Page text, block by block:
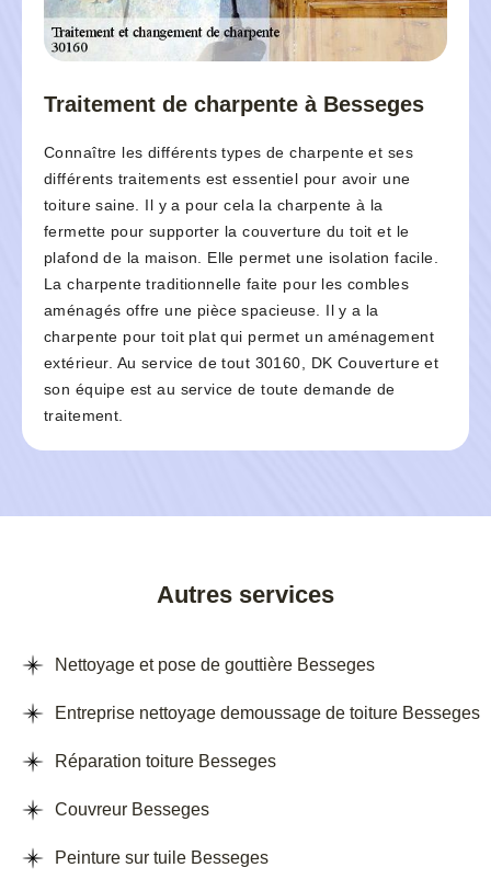
Traitement de charpente à Besseges
Connaître les différents types de charpente et ses
différents traitements est essentiel pour avoir une
toiture saine. Il y a pour cela la charpente à la
fermette pour supporter la couverture du toit et le
plafond de la maison. Elle permet une isolation facile.
La charpente traditionnelle faite pour les combles
aménagés offre une pièce spacieuse. Il y a la
charpente pour toit plat qui permet un aménagement
extérieur. Au service de tout 30160, DK Couverture et
son équipe est au service de toute demande de
traitement.
Autres services
Nettoyage et pose de gouttière Besseges
Entreprise nettoyage demoussage de toiture Besseges
Réparation toiture Besseges
Couvreur Besseges
Peinture sur tuile Besseges